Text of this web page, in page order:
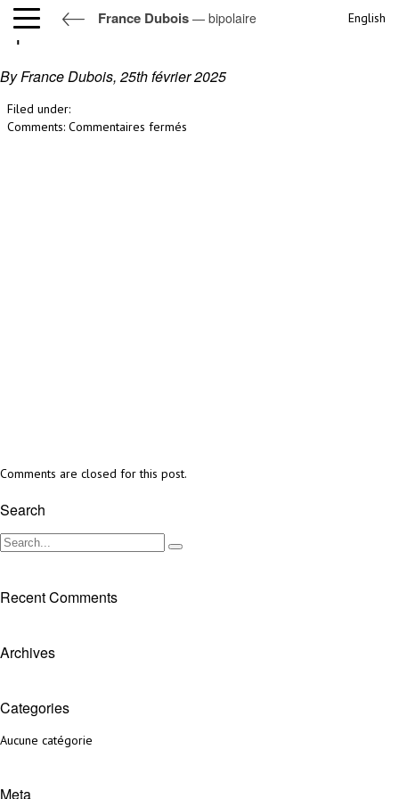
France Dubois — bipolaire English
bipolaire
By France Dubois, 25th février 2025
Filed under:
Comments: Commentaires fermés
Comments are closed for this post.
Search
Recent Comments
Archives
Categories
Aucune catégorie
Meta